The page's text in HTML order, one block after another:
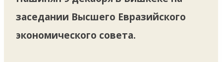
заседании Высшего Евразийского
экономического совета.